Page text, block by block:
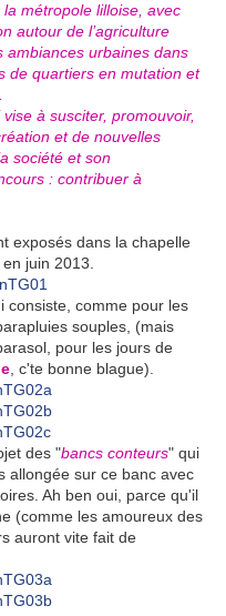
métropole lilloise, avec
autour de l’agriculture
ambiances urbaines dans
de quartiers en mutation et
à susciter, promouvoir,
et de nouvelles
société et son
: contribuer à
exposés dans la chapelle
en juin 2013.
consiste, comme pour les
souples, (mais
pour les jours de
, c'te bonne blague).
des "bancs conteurs" qui
allongée sur ce banc avec
Ah ben oui, parce qu'il
(comme les amoureux des
auront vite fait de